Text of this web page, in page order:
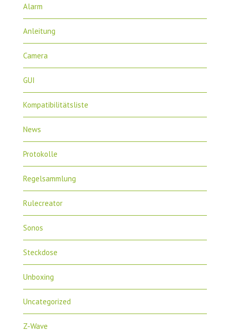
Alarm
Anleitung
Camera
GUI
Kompatibilitätsliste
News
Protokolle
Regelsammlung
Rulecreator
Sonos
Steckdose
Unboxing
Uncategorized
Z-Wave